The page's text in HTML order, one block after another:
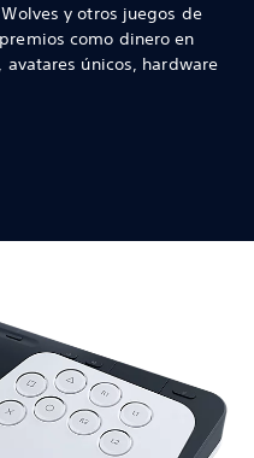
y otros juegos de
como dinero en
únicos, hardware